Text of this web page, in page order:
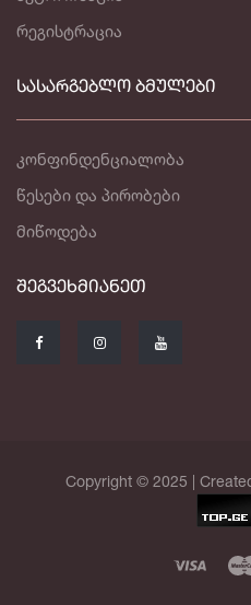
რეგისტრაცია
ᲡᲐᲡᲐᲠᲒᲔᲑᲚᲝ ᲑᲛᲣᲚᲔᲑᲘ
კონფინდენციალობა
წესები და პირობები
მიწოდება
ᲨᲔᲒᲕᲔᲮᲛᲘᲐᲜᲔᲗ
Copyright © 2025 |